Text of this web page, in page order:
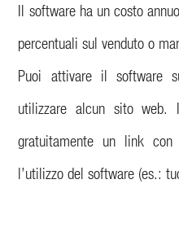
Il software ha un costo
percentuali sul venduto o
Puoi attivare il software
utilizzare alcun sito web.
gratuitamente un link
l’utilizzo del software (es.: